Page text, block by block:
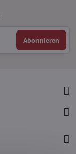
Abonnieren